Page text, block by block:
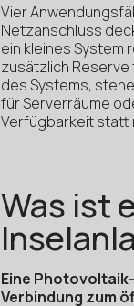
Vier
Netzanschluss
ein kleines System
zusätzlich
des Systems,
für Serverräume
Verfügbarkeit statt
Was ist
Eine
Verbindung zum